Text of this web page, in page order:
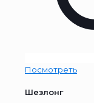
Посмотреть
Шезлонг